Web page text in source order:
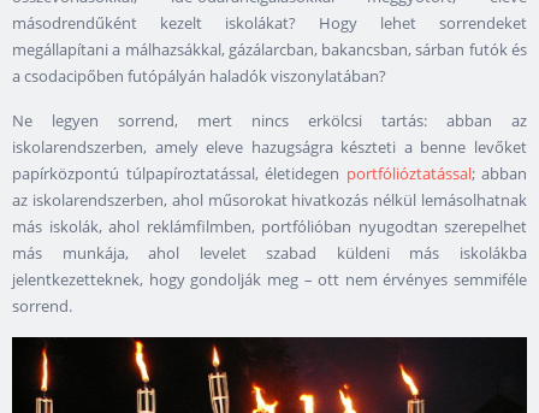
másodrendűként kezelt iskolákat? Hogy lehet sorrendeket
megállapítani a málhazsákkal, gázálarcban, bakancsban, sárban futók és
a csodacipőben futópályán haladók viszonylatában?
Ne legyen sorrend, mert nincs erkölcsi tartás: abban az
iskolarendszerben, amely eleve hazugságra készteti a benne levőket
papírközpontú túlpapíroztatással, életidegen portfólióztatással; abban
az iskolarendszerben, ahol műsorokat hivatkozás nélkül lemásolhatnak
más iskolák, ahol reklámfilmben, portfólióban nyugodtan szerepelhet
más munkája, ahol levelet szabad küldeni más iskolákba
jelentkezetteknek, hogy gondolják meg – ott nem érvényes semmiféle
sorrend.